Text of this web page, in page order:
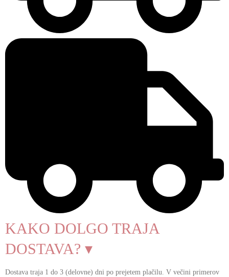
KAKO DOLGO TRAJA
DOSTAVA? ▾
Dostava traja 1 do 3 (delovne) dni po prejetem plačilu. V večini primerov